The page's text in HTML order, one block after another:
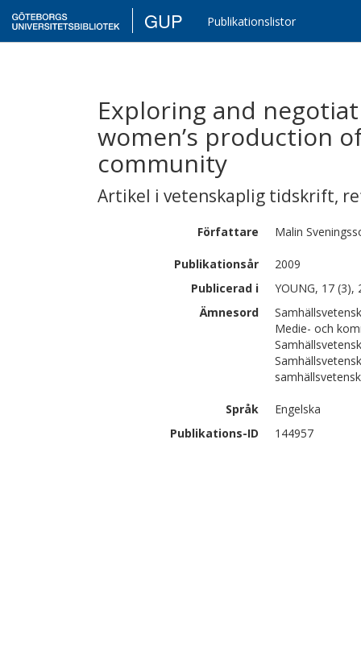
GUP Publikationslistor
Exploring and
women’s production
community
Artikel i vetenskaplig tidskrift,
Författare Malin
Publikationsår
2009
Publicerad i
YOUNG, 17 (3),
Ämnesord
Medie- och
Språk
Engelska
Publikations-ID
144957